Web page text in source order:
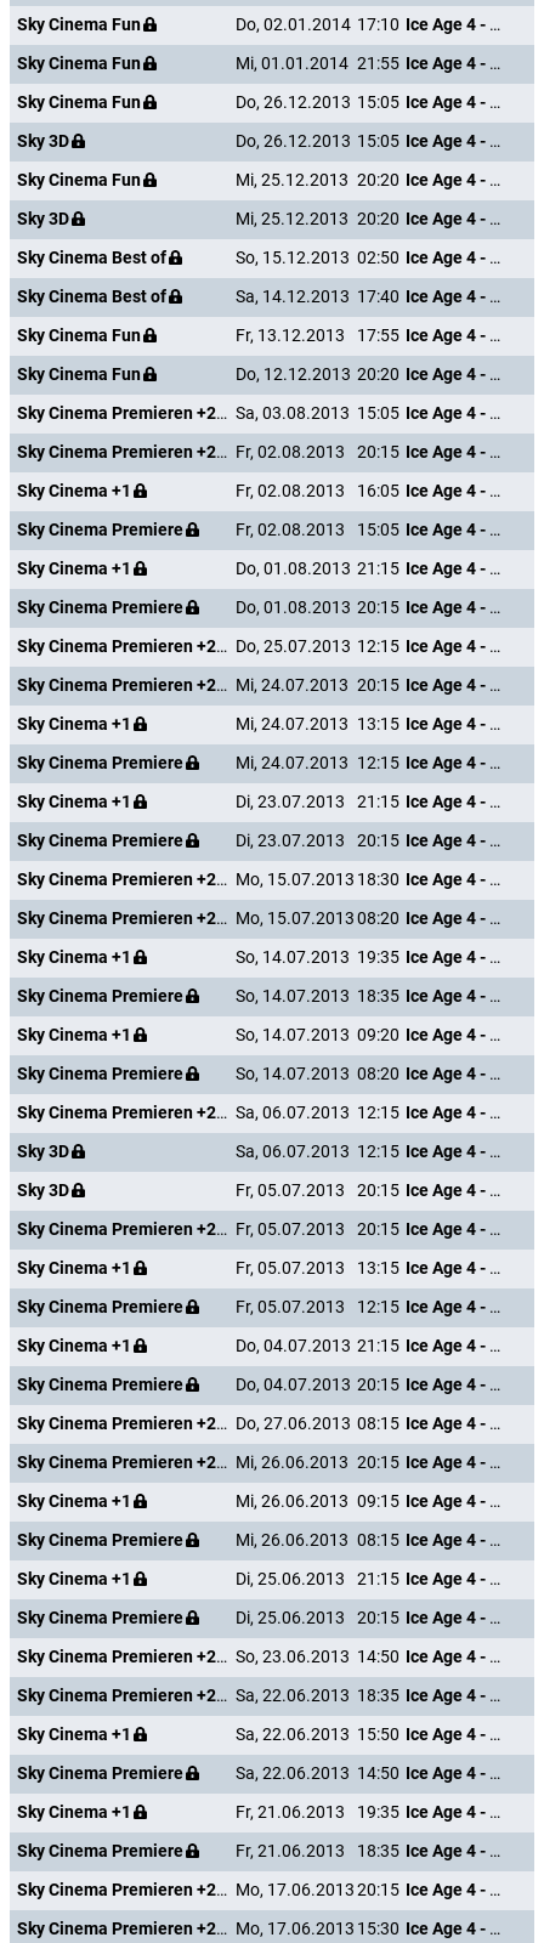
Sky Cinema Fun Do, 02.01.2014 17:10
Ice Age 4 - Voll verschoben
Sky Cinema Fun
Mi, 01.01.2014 21:55
Ice Age 4 - Voll verschoben
Sky Cinema Fun
Do, 26.12.2013 15:05
Ice Age 4 - Voll verschoben
Sky 3D
Do, 26.12.2013 15:05
Ice Age 4 - Voll verschoben
Sky Cinema Fun
Mi, 25.12.2013 20:20
Ice Age 4 - Voll verschoben
Sky 3D
Mi, 25.12.2013 20:20
Ice Age 4 - Voll verschoben
Sky Cinema Best of
So, 15.12.2013 02:50
Ice Age 4 - Voll verschoben
Sky Cinema Best of
Sa, 14.12.2013 17:40
Ice Age 4 - Voll verschoben
Sky Cinema Fun
Fr, 13.12.2013 17:55
Ice Age 4 - Voll verschoben
Sky Cinema Fun
Do, 12.12.2013 20:20
Ice Age 4 - Voll verschoben
Sky Cinema Premieren +24 Sa, 03.08.2013 15:05
Ice Age 4 - Voll verschoben
Sky Cinema Premieren +24 Fr, 02.08.2013 20:15
Ice Age 4 - Voll verschoben
Sky Cinema +1
Fr, 02.08.2013 16:05
Ice Age 4 - Voll verschoben
Sky Cinema Premiere
Fr, 02.08.2013 15:05
Ice Age 4 - Voll verschoben
Sky Cinema +1
Do, 01.08.2013 21:15
Ice Age 4 - Voll verschoben
Sky Cinema Premiere
Do, 01.08.2013 20:15
Ice Age 4 - Voll verschoben
Sky Cinema Premieren +24 Do, 25.07.2013 12:15
Ice Age 4 - Voll verschoben
Sky Cinema Premieren +24 Mi, 24.07.2013 20:15
Ice Age 4 - Voll verschoben
Sky Cinema +1
Mi, 24.07.2013 13:15
Ice Age 4 - Voll verschoben
Sky Cinema Premiere
Mi, 24.07.2013 12:15
Ice Age 4 - Voll verschoben
Sky Cinema +1
Di, 23.07.2013 21:15
Ice Age 4 - Voll verschoben
Sky Cinema Premiere
Di, 23.07.2013 20:15
Ice Age 4 - Voll verschoben
Sky Cinema Premieren +24 Mo, 15.07.2013 18:30
Ice Age 4 - Voll verschoben
Sky Cinema Premieren +24 Mo, 15.07.201308:20
Ice Age 4 - Voll verschoben
Sky Cinema +1
So, 14.07.2013 19:35
Ice Age 4 - Voll verschoben
Sky Cinema Premiere
So, 14.07.2013 18:35
Ice Age 4 - Voll verschoben
Sky Cinema +1
So, 14.07.2013 09:20
Ice Age 4 - Voll verschoben
Sky Cinema Premiere
So, 14.07.2013 08:20
Ice Age 4 - Voll verschoben
Sky Cinema Premieren +24 Sa, 06.07.2013 12:15
Ice Age 4 - Voll verschoben
Sky 3D
Sa, 06.07.2013 12:15
Ice Age 4 - Voll verschoben
Sky 3D
Fr, 05.07.2013 20:15
Ice Age 4 - Voll verschoben
Sky Cinema Premieren +24 Fr, 05.07.2013 20:15
Ice Age 4 - Voll verschoben
Sky Cinema +1
Fr, 05.07.2013 13:15
Ice Age 4 - Voll verschoben
Sky Cinema Premiere
Fr, 05.07.2013 12:15
Ice Age 4 - Voll verschoben
Sky Cinema +1
Do, 04.07.2013 21:15
Ice Age 4 - Voll verschoben
Sky Cinema Premiere
Do, 04.07.2013 20:15
Ice Age 4 - Voll verschoben
Sky Cinema Premieren +24 Do, 27.06.2013 08:15
Ice Age 4 - Voll verschoben
Sky Cinema Premieren +24 Mi, 26.06.2013 20:15
Ice Age 4 - Voll verschoben
Sky Cinema +1
Mi, 26.06.2013 09:15
Ice Age 4 - Voll verschoben
Sky Cinema Premiere
Mi, 26.06.2013 08:15
Ice Age 4 - Voll verschoben
Sky Cinema +1
Di, 25.06.2013 21:15
Ice Age 4 - Voll verschoben
Sky Cinema Premiere
Di, 25.06.2013 20:15
Ice Age 4 - Voll verschoben
Sky Cinema Premieren +24 So, 23.06.2013 14:50
Ice Age 4 - Voll verschoben
Sky Cinema Premieren +24 Sa, 22.06.2013 18:35
Ice Age 4 - Voll verschoben
Sky Cinema +1
Sa, 22.06.2013 15:50
Ice Age 4 - Voll verschoben
Sky Cinema Premiere
Sa, 22.06.2013 14:50
Ice Age 4 - Voll verschoben
Sky Cinema +1
Fr, 21.06.2013 19:35
Ice Age 4 - Voll verschoben
Sky Cinema Premiere
Fr, 21.06.2013 18:35
Ice Age 4 - Voll verschoben
Sky Cinema Premieren +24 Mo, 17.06.201320:15
Ice Age 4 - Voll verschoben
Sky Cinema Premieren +24 Mo, 17.06.2013 15:30
Ice Age 4 - Voll verschoben